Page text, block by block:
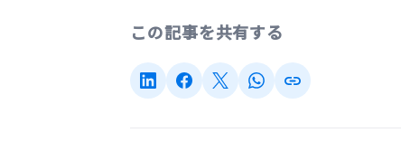
この記事を共有する